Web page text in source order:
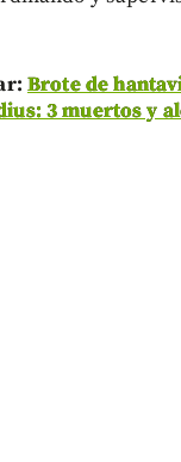
Brote de
3 muertos y